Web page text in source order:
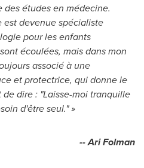
études en médecine.
est devenue spécialiste
pour les enfants
écoulées, mais dans mon
associé à une
et protectrice, qui donne le
dire : "Laisse-moi tranquille
d'être seul." »
-- Ari Folman